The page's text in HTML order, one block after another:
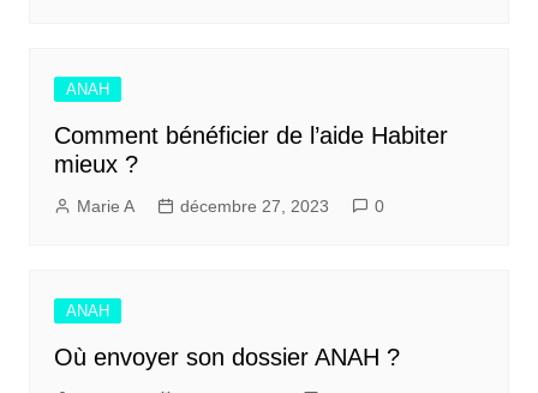
ANAH
Comment bénéficier de l’aide Habiter
mieux ?
Marie A décembre 27, 2023 0
ANAH
Où envoyer son dossier ANAH ?